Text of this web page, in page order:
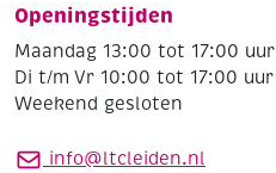
Openingstijden
Maandag 13:00 tot 17:00 uur
Di t/m Vr 10:00 tot 17:00 uur
Weekend gesloten
info@ltcleiden.nl